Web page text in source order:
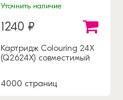
Уточнить наличие
1240 ₽
Картридж Colouring 24X
(Q2624X) совместимый
4000 страниц